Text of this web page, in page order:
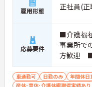
雇用形態 正社員(正
応募要件
■介護福
事業所で
方歓迎 ■
ちの方歓
車通勤可 日勤のみ 年間休日
産休･育休･介護休暇取得実績あり